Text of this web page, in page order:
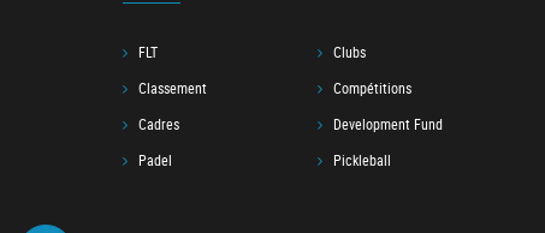
FLT
Clubs
Classement
Compétitions
Cadres
Development Fund
Padel
Pickleball